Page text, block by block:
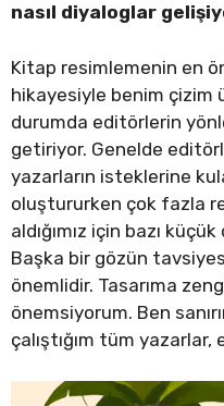
nasıl diyaloglar
Kitap resimlemenin en
hikayesiyle benim çizim
durumda editörlerin
getiriyor. Genelde
yazarların isteklerine
oluştururken çok fazla
aldığımız için bazı
Başka bir gözün
önemlidir. Tasarıma
önemsiyorum. Ben
çalıştığım tüm